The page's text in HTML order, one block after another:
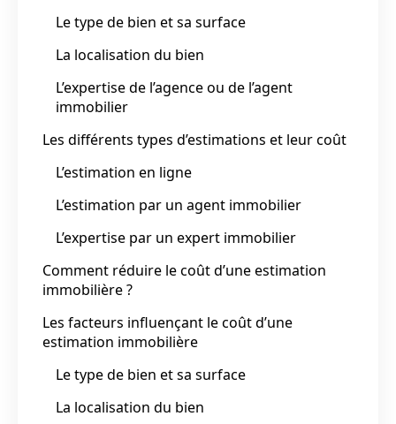
Le type de bien et sa surface
La localisation du bien
L’expertise de l’agence ou de l’agent
immobilier
Les différents types d’estimations et leur coût
L’estimation en ligne
L’estimation par un agent immobilier
L’expertise par un expert immobilier
Comment réduire le coût d’une estimation
immobilière ?
Les facteurs influençant le coût d’une
estimation immobilière
Le type de bien et sa surface
La localisation du bien